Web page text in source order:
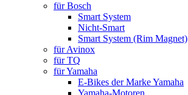
für Bosch
Smart System
Nicht-Smart
Smart System (Rim Magnet)
für Avinox
für TQ
für Yamaha
E-Bikes der Marke Yamaha
Yamaha-Motoren